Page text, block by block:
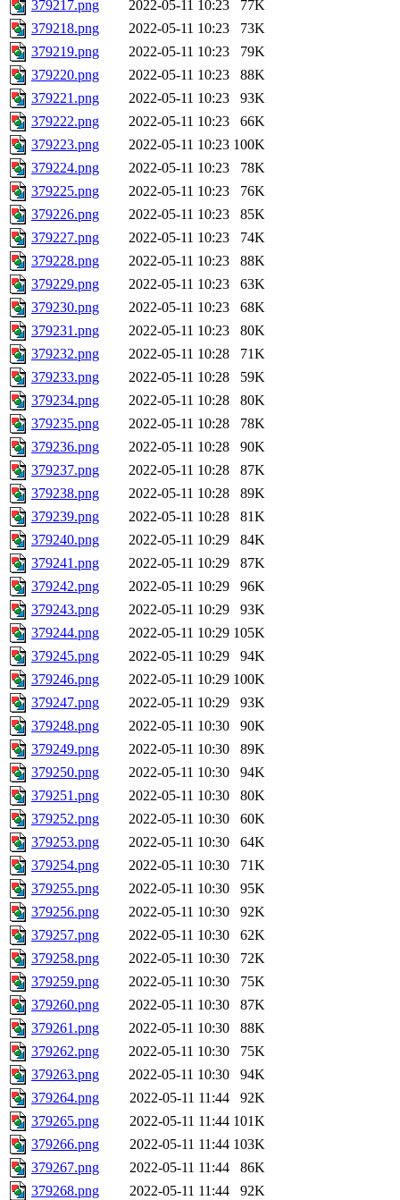
379217.png 2022-05-11 10:23
77K
379218.png
2022-05-11 10:23
73K
379219.png
2022-05-11 10:23
79K
379220.png
2022-05-11 10:23
88K
379221.png
2022-05-11 10:23
93K
379222.png
2022-05-11 10:23
66K
379223.png
2022-05-11 10:23 100K
379224.png
2022-05-11 10:23
78K
379225.png
2022-05-11 10:23
76K
379226.png
2022-05-11 10:23
85K
379227.png
2022-05-11 10:23
74K
379228.png
2022-05-11 10:23
88K
379229.png
2022-05-11 10:23
63K
379230.png
2022-05-11 10:23
68K
379231.png
2022-05-11 10:23
80K
379232.png
2022-05-11 10:28
71K
379233.png
2022-05-11 10:28
59K
379234.png
2022-05-11 10:28
80K
379235.png
2022-05-11 10:28
78K
379236.png
2022-05-11 10:28
90K
379237.png
2022-05-11 10:28
87K
379238.png
2022-05-11 10:28
89K
379239.png
2022-05-11 10:28
81K
379240.png
2022-05-11 10:29
84K
379241.png
2022-05-11 10:29
87K
379242.png
2022-05-11 10:29
96K
379243.png
2022-05-11 10:29
93K
379244.png
2022-05-11 10:29 105K
379245.png
2022-05-11 10:29
94K
379246.png
2022-05-11 10:29 100K
379247.png
2022-05-11 10:29
93K
379248.png
2022-05-11 10:30
90K
379249.png
2022-05-11 10:30
89K
379250.png
2022-05-11 10:30
94K
379251.png
2022-05-11 10:30
80K
379252.png
2022-05-11 10:30
60K
379253.png
2022-05-11 10:30
64K
379254.png
2022-05-11 10:30
71K
379255.png
2022-05-11 10:30
95K
379256.png
2022-05-11 10:30
92K
379257.png
2022-05-11 10:30
62K
379258.png
2022-05-11 10:30
72K
379259.png
2022-05-11 10:30
75K
379260.png
2022-05-11 10:30
87K
379261.png
2022-05-11 10:30
88K
379262.png
2022-05-11 10:30
75K
379263.png
2022-05-11 10:30
94K
379264.png
2022-05-11 11:44
92K
379265.png
2022-05-11 11:44 101K
379266.png
2022-05-11 11:44 103K
379267.png
2022-05-11 11:44
86K
379268.png
2022-05-11 11:44
92K